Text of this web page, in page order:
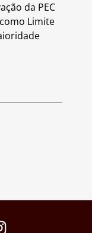
da PEC
Limite